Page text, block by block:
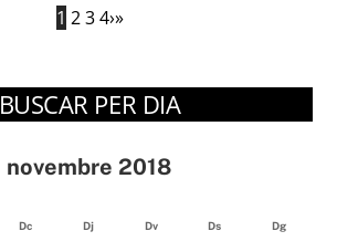
1 2 3 4›»
BUSCAR PER DIA
novembre 2018
Dc Dj Dv Ds Dg